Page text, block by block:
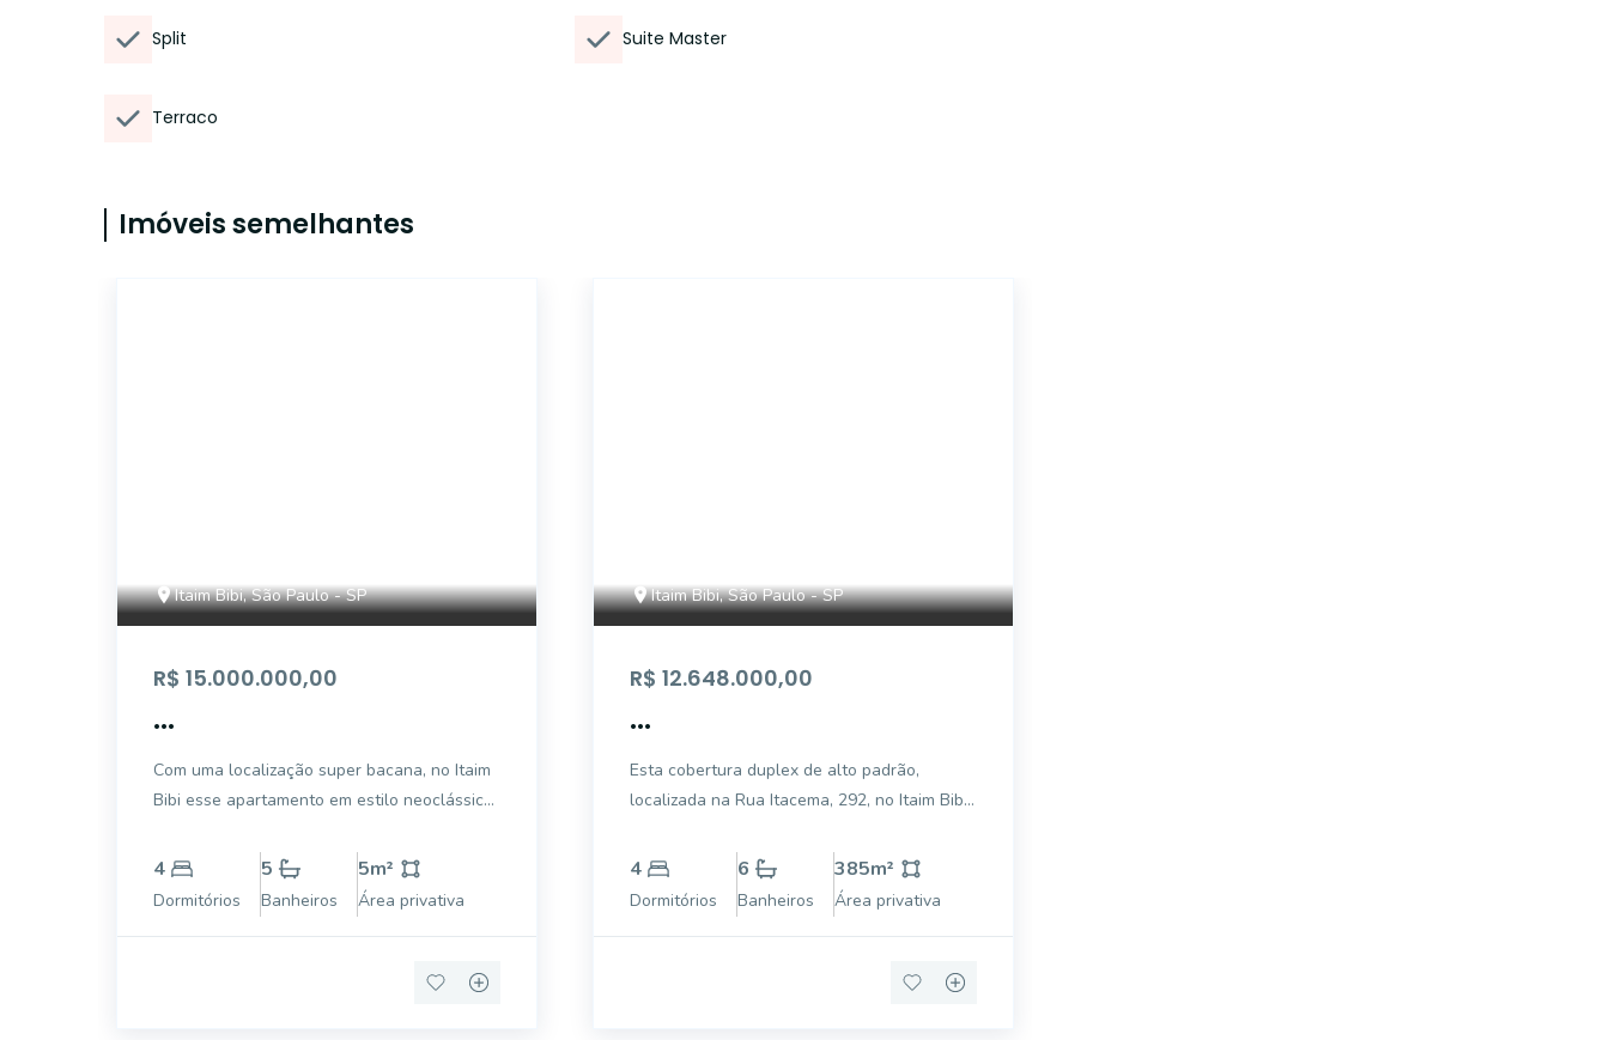
Split Suite Master
Terraco
Imóveis semelhantes
Itaim Bibi, São Paulo - SP
R$ 15.000.000,00
...
Com uma localização super bacana, no Itaim
Bibi esse apartamento em estilo neoclássico
ao trabalho, living amplo, para vários
ambientes, sala de almoço, terraço gourmet,
andar alto e já reformado. Pronto para você
4
Dormitórios
5
Banheiros
5m²
Área privativa
Itaim Bibi, São Paulo - SP
R$ 12.648.000,00
...
Esta cobertura duplex de alto padrão,
localizada na Rua Itacema, 292, no Itaim Bibi,
distribuídos em dois pavimentos. No piso
superior, destaca-se um amplo living para
quatro ambientes, integrando-se
4
Dormitórios
6
Banheiros
385m²
Área privativa